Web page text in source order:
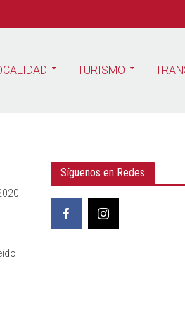
TURISMO
Síguenos en Redes